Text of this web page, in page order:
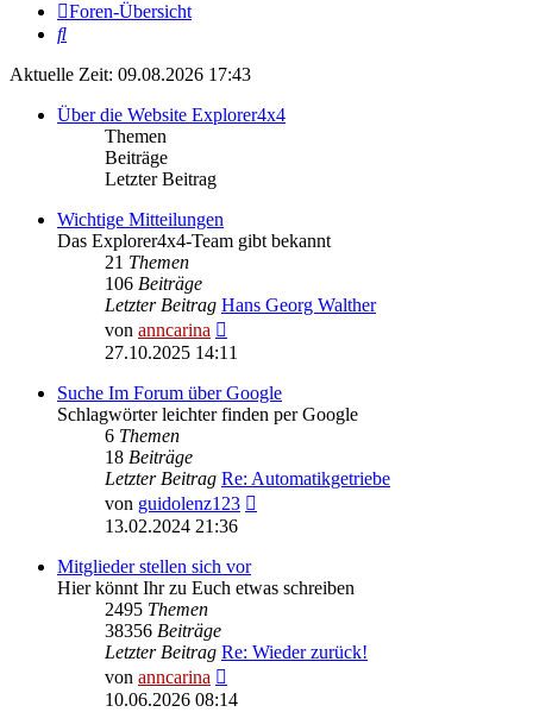
Foren-Übersicht
Suche
Aktuelle Zeit: 09.08.2026 17:43
Über die Website Explorer4x4
Themen
Beiträge
Letzter Beitrag
Wichtige Mitteilungen
Das Explorer4x4-Team gibt bekannt
21 Themen
106 Beiträge
Letzter Beitrag Hans Georg Walther
von anncarina
Beitrag
27.10.2025 14:11
Suche Im Forum über Google
Schlagwörter leichter finden per Google
6 Themen
18 Beiträge
Letzter Beitrag Re: Automatikgetriebe
von guidolenz123
13.02.2024 21:36
Mitglieder stellen sich vor
Hier könnt Ihr zu Euch etwas schreiben
2495 Themen
38356 Beiträge
Letzter Beitrag Re: Wieder zurück!
von anncarina
Beitrag
10.06.2026 08:14